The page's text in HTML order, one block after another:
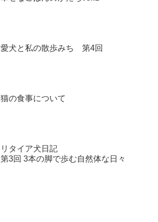
愛犬と私の散歩みち 第4回
猫の食事について
リタイア犬日記
第3回 3本の脚で歩む自然体な日々